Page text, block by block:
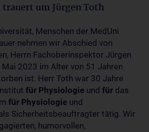
um Jürgen Toth
Menschen der MedUni
nehmen wir Abschied von
Herrn Fachoberinspektor Jürgen
2023 im Alter von 51 Jahren
ist. Herr Toth war 30 Jahre
für Physiologie und für das
für Physiologie und
Sicherheitsbeauftragter tätig. Wir
humorvollen,